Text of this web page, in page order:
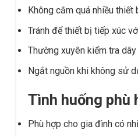
Không cắm quá nhiều
Tránh để thiết bị tiếp xúc
Thường xuyên kiểm tra
Ngắt nguồn khi không sử
Tình huống phù
Phù hợp cho gia đình có